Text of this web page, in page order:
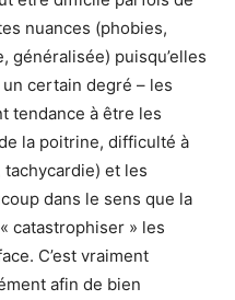
nuances (phobies,
généralisée) puisqu’elles
certain degré – les
tendance à être les
la poitrine, difficulté à
et les
dans le sens que la
catastrophiser » les
C’est vraiment
afin de bien